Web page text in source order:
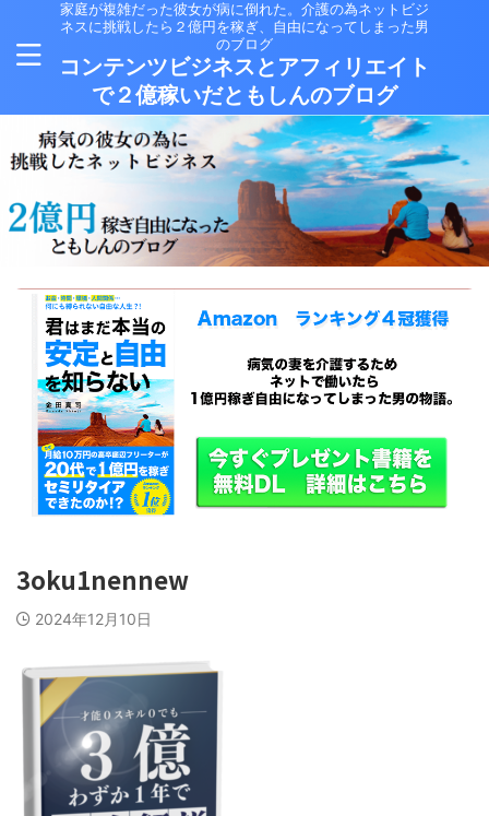
家庭が複雑だった彼女が病に倒れた。介護の為ネットビジ
ネスに挑戦したら２億円を稼ぎ、自由になってしまった男
のブログ
コンテンツビジネスとアフィリエイト
で２億稼いだともしんのブログ
3oku1nennew
2024年12月10日